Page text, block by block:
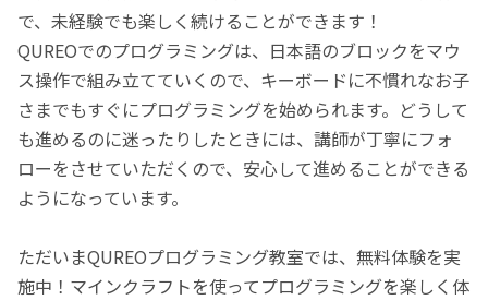
で、未経験でも楽しく続けることができます！
QUREOでのプログラミングは、日本語のブロックをマウ
ス操作で組み立てていくので、キーボードに不慣れなお子
さまでもすぐにプログラミングを始められます。どうして
も進めるのに迷ったりしたときには、講師が丁寧にフォ
ローをさせていただくので、安心して進めることができる
ようになっています。
ただいまQUREOプログラミング教室では、無料体験を実
施中！マインクラフトを使ってプログラミングを楽しく体